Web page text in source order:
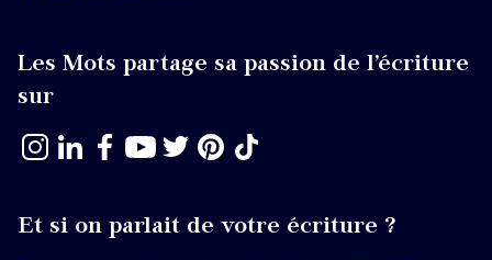
Les Mots partage sa passion de l’écriture
sur
Et si on parlait de votre écriture ?